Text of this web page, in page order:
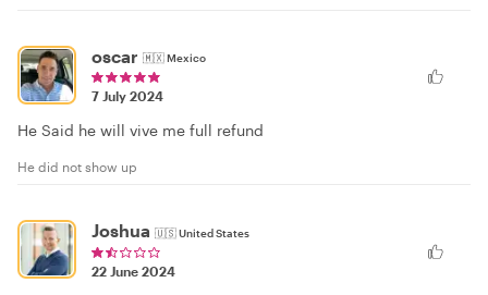
oscar 🇲🇽Mexico
7 July 2024
He Said he will vive me full refund
He did not show up
Joshua 🇺🇸United States
22 June 2024